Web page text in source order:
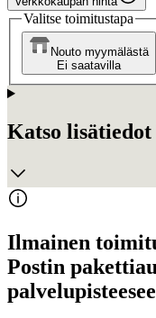
Valitse toimitustapa
Nouto myymälästä
Ei saatavilla
Katso
Ilmainen
Postin